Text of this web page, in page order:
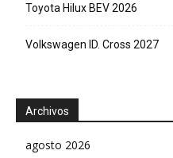
Toyota Hilux BEV 2026
Volkswagen ID. Cross 2027
Archivos
agosto 2026